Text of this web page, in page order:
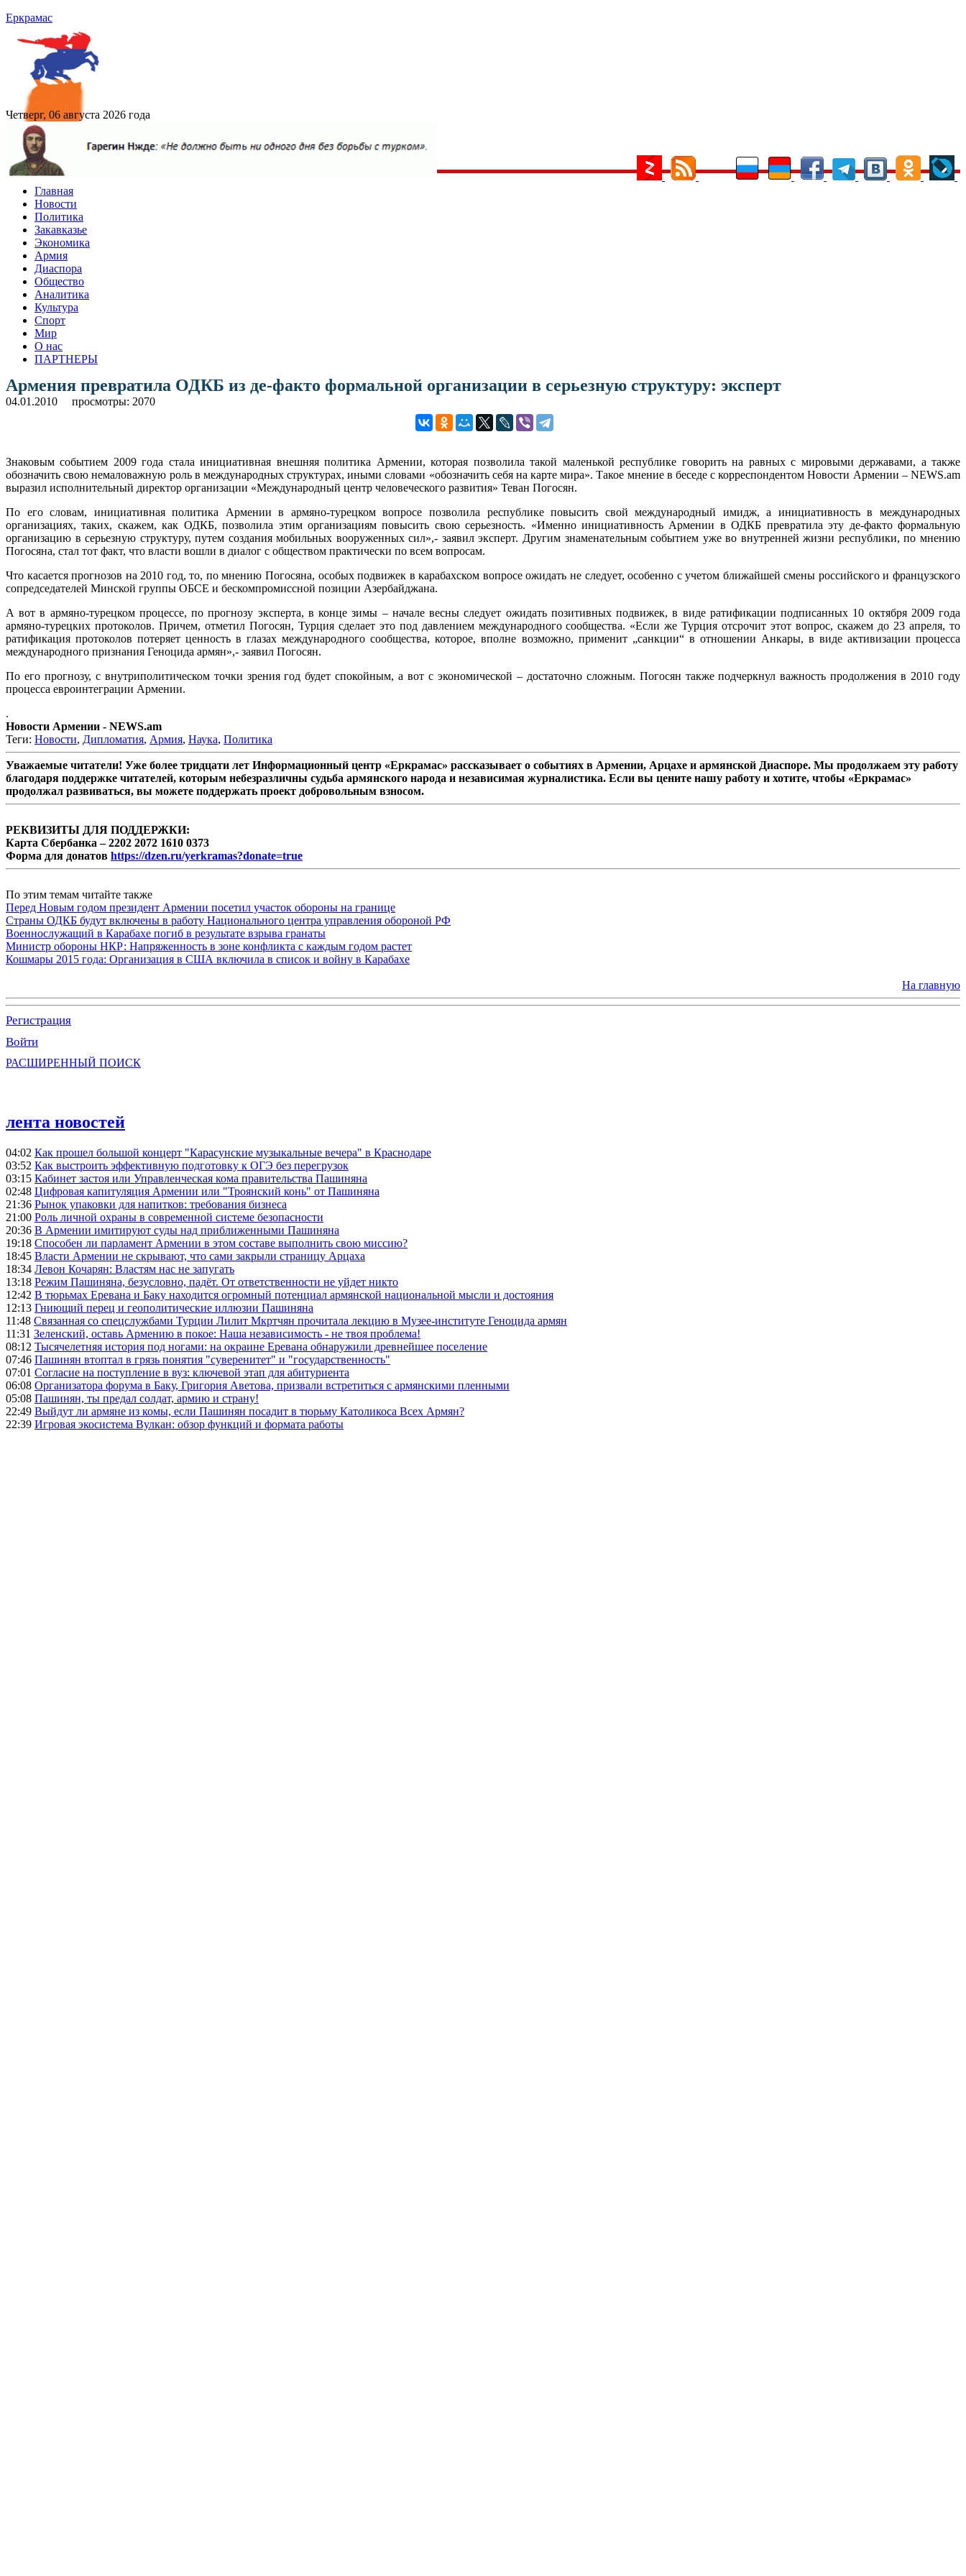
Еркрамас
Четверг, 06 августа 2026 года
Главная
Новости
Политика
Закавказье
Экономика
Армия
Диаспора
Общество
Аналитика
Культура
Спорт
Мир
О нас
ПАРТНЕРЫ
Армения превратила ОДКБ из де-факто формальной организации в серьезную структуру: эксперт
04.01.2010 просмотры: 2070
Знаковым событием 2009 года стала инициативная внешняя политика Армении, которая позволила такой маленькой республике говорить на равных с мировыми державами, а также
обозначить свою немаловажную роль в международных структурах, иными словами «обозначить себя на карте мира».Такое мнение в беседе с корреспондентом Новости Армении – NEWS.am
выразил исполнительный директор организации «Международный центр человеческого развития» Теван Погосян.
По его словам, инициативная политика Армении в армяно-турецком вопросе позволила республике повысить свой международный имидж, а инициативность в международных
организациях, таких, скажем, как ОДКБ, позволила этим организациям повысить свою серьезность. «Именно инициативность Армении в ОДКБ превратила эту де-факто формальную
организацию в серьезную структуру, путем создания мобильных вооруженных сил»,- заявил эксперт. Другим знаменательным событием уже во внутренней жизни республики, по мнению
Погосяна, стал тот факт, что власти вошли в диалог с обществом практически по всем вопросам.
Что касается прогнозов на 2010 год, то, по мнению Погосяна, особых подвижек в карабахском вопросе ожидать не следует, особенно с учетом ближайшей смены российского и французского
сопредседателей Минской группы ОБСЕ и бескомпромиссной позиции Азербайджана.
А вот в армяно-турецком процессе, по прогнозу эксперта, в конце зимы – начале весны следует ожидать позитивных подвижек, в виде ратификации подписанных 10 октября 2009 года
армяно-турецких протоколов. Причем, отметил Погосян, Турция сделает это под давлением международного сообщества. «Если же Турция отсрочит этот вопрос, скажем до 23 апреля, то
ратификация протоколов потеряет ценность в глазах международного сообщества, которое, вполне возможно, применит „санкции“ в отношении Анкары, в виде активизации процесса
международного признания Геноцида армян»,- заявил Погосян.
По его прогнозу, с внутриполитическом точки зрения год будет спокойным, а вот с экономической – достаточно сложным. Погосян также подчеркнул важность продолжения в 2010 году
процесса евроинтеграции Армении.
.
Новости Армении - NEWS.am
Теги: Новости, Дипломатия, Армия, Наука, Политика
Уважаемые читатели! Уже более тридцати лет Информационный центр «Еркрамас» рассказывает о событиях в Армении, Арцахе и армянской Диаспоре. Мы продолжаем эту работу
благодаря поддержке читателей, которым небезразличны судьба армянского народа и независимая журналистика. Если вы цените нашу работу и хотите, чтобы «Еркрамас»
продолжал развиваться, вы можете поддержать проект добровольным взносом.
РЕКВИЗИТЫ ДЛЯ ПОДДЕРЖКИ:
Карта Сбербанка – 2202 2072 1610 0373
Форма для донатов https://dzen.ru/yerkramas?donate=true
По этим темам читайте также
Перед Новым годом президент Армении посетил участок обороны на границе
Страны ОДКБ будут включены в работу Национального центра управления обороной РФ
Военнослужащий в Карабахе погиб в результате взрыва гранаты
Министр обороны НКР: Напряженность в зоне конфликта с каждым годом растет
Кошмары 2015 года: Организация в США включила в список и войну в Карабахе
На главную
Регистрация
Войти
РАСШИРЕННЫЙ ПОИСК
лента новостей
04:02 Как прошел большой концерт "Карасунские музыкальные вечера" в Краснодаре
03:52 Как выстроить эффективную подготовку к ОГЭ без перегрузок
03:15 Кабинет застоя или Управленческая кома правительства Пашиняна
02:48 Цифровая капитуляция Армении или "Троянский конь" от Пашиняна
21:36 Рынок упаковки для напитков: требования бизнеса
21:00 Роль личной охраны в современной системе безопасности
20:36 В Армении имитируют суды над приближенными Пашиняна
19:18 Способен ли парламент Армении в этом составе выполнить свою миссию?
18:45 Власти Армении не скрывают, что сами закрыли страницу Арцаха
18:34 Левон Кочарян: Властям нас не запугать
13:18 Режим Пашиняна, безусловно, падёт. От ответственности не уйдет никто
12:42 В тюрьмах Еревана и Баку находится огромный потенциал армянской национальной мысли и достояния
12:13 Гниющий перец и геополитические иллюзии Пашиняна
11:48 Связанная со спецслужбами Турции Лилит Мкртчян прочитала лекцию в Музее-институте Геноцида армян
11:31 Зеленский, оставь Армению в покое: Наша независимость - не твоя проблема!
08:12 Тысячелетняя история под ногами: на окраине Еревана обнаружили древнейшее поселение
07:46 Пашинян втоптал в грязь понятия "суверенитет" и "государственность"
07:01 Согласие на поступление в вуз: ключевой этап для абитуриента
06:08 Организатора форума в Баку, Григория Аветова, призвали встретиться с армянскими пленными
05:08 Пашинян, ты предал солдат, армию и страну!
22:49 Выйдут ли армяне из комы, если Пашинян посадит в тюрьму Католикоса Всех Армян?
22:39 Игровая экосистема Вулкан: обзор функций и формата работы